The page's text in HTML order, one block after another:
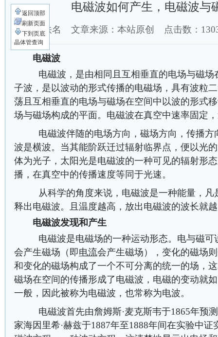
电磁波如何产生，电磁波与
作者：佚名 文章来源：本站原创 点击数：
电磁波
电磁波，是由相同且互相垂直的电场与磁场
子波，是以波动的形式传播的电磁场，具有波粒
荡且互相垂直的电场与磁场在空间中以波的形式
场与磁场构成的平面。电磁波在真空中速率固定
电磁波伴随的电场方向，磁场方向，传播方
波是横波。当其能阶跃迁过辐射临界点，便以光
体为光子，太阳光是电磁波的一种可见的辐射形
播，在真空中的传播速度等同于光速。
从科学的角度来说，电磁波是一种能量，凡
释出电磁波。且温度越高，放出电磁波的波长就
电磁波发现和产生
电磁波是电磁场的一种运动形态。电与磁可
会产生磁场（即电流会产生磁场），变化的磁场
和变化的磁场构成了一个不可分离的统一的场，
磁场在空间的传播形成了电磁波，电磁的变动就
一般，因此被称为电磁波，也常称为电波。
电磁波首先由詹姆斯·麦克斯韦于1865年预
家海因里希·赫兹于1887年至1888年间在实验中
返回顶部
刷新页面
下到页底
晶体管查询